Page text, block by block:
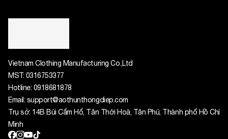
Vietnam Clothing Manufacturing Co.,Ltd
MST: 0316753377
Hotline: 0918681878
Email: support@aothunthongdiep.com
Trụ sở: 14B Bùi Cẩm Hổ, Tân Thới Hoà, Tân Phú, Thành phố Hồ Chí
Minh